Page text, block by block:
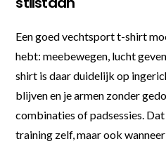
Een goed vechtsport t-shirt
hebt: meebewegen, lucht
shirt is daar duidelijk op
blijven en je armen zonder
combinaties of padsessies.
training zelf, maar ook